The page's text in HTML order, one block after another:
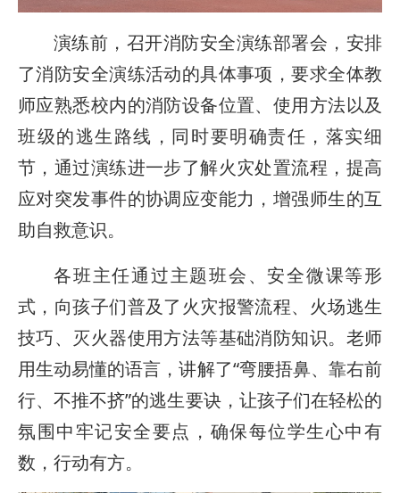
演练前，召开消防安全演练部署会，安排
了消防安全演练活动的具体事项，要求全体教
师应熟悉校内的消防设备位置、使用方法以及
班级的逃生路线，同时要明确责任，落实细
节，通过演练进一步了解火灾处置流程，提高
应对突发事件的协调应变能力，增强师生的互
助自救意识。
各班主任通过主题班会、安全微课等形
式，向孩子们普及了火灾报警流程、火场逃生
技巧、灭火器使用方法等基础消防知识。老师
用生动易懂的语言，讲解了“弯腰捂鼻、靠右前
行、不推不挤”的逃生要诀，让孩子们在轻松的
氛围中牢记安全要点，确保每位学生心中有
数，行动有方。